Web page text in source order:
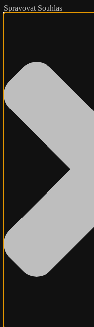
Spravovat Souhlas